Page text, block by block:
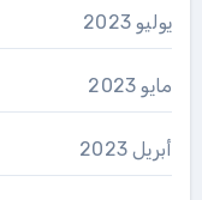
يوليو 2023
مايو 2023
أبريل 2023